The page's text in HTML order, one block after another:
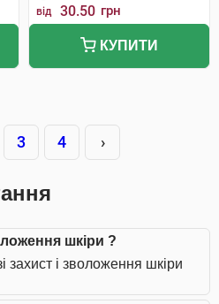
від 30.50 грн
КУПИТИ
3 4 ›
шкіри ?
захист і зволоження шкіри